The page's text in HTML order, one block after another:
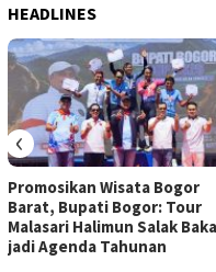
HEADLINES
Promosikan Wisata Bogor
Barat, Bupati Bogor: Tour
Malasari Halimun Salak
jadi Agenda Tahunan
‹